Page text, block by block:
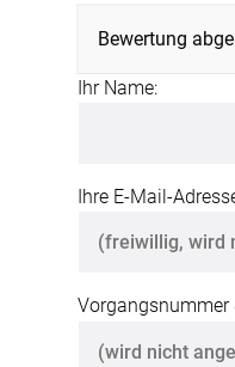
Bewertung
Ihr Name:
Ihre E-Mail-
Vorgangsnummer